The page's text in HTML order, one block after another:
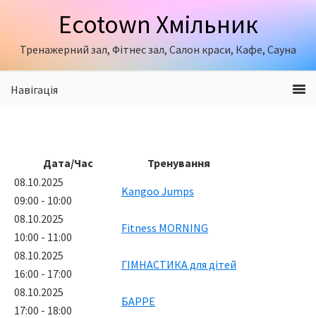
primary
content
Ecotown Хмільник
Тренажерний зал, Фітнес зал, Салон краси, Кафе, Сауна
Навігація
Дата/Час
Тренування
08.10.2025
09:00 - 10:00
Kangoo Jumps
08.10.2025
10:00 - 11:00
Fitness MORNING
08.10.2025
16:00 - 17:00
ГІМНАСТИКА для дітей
08.10.2025
17:00 - 18:00
БАРРЕ